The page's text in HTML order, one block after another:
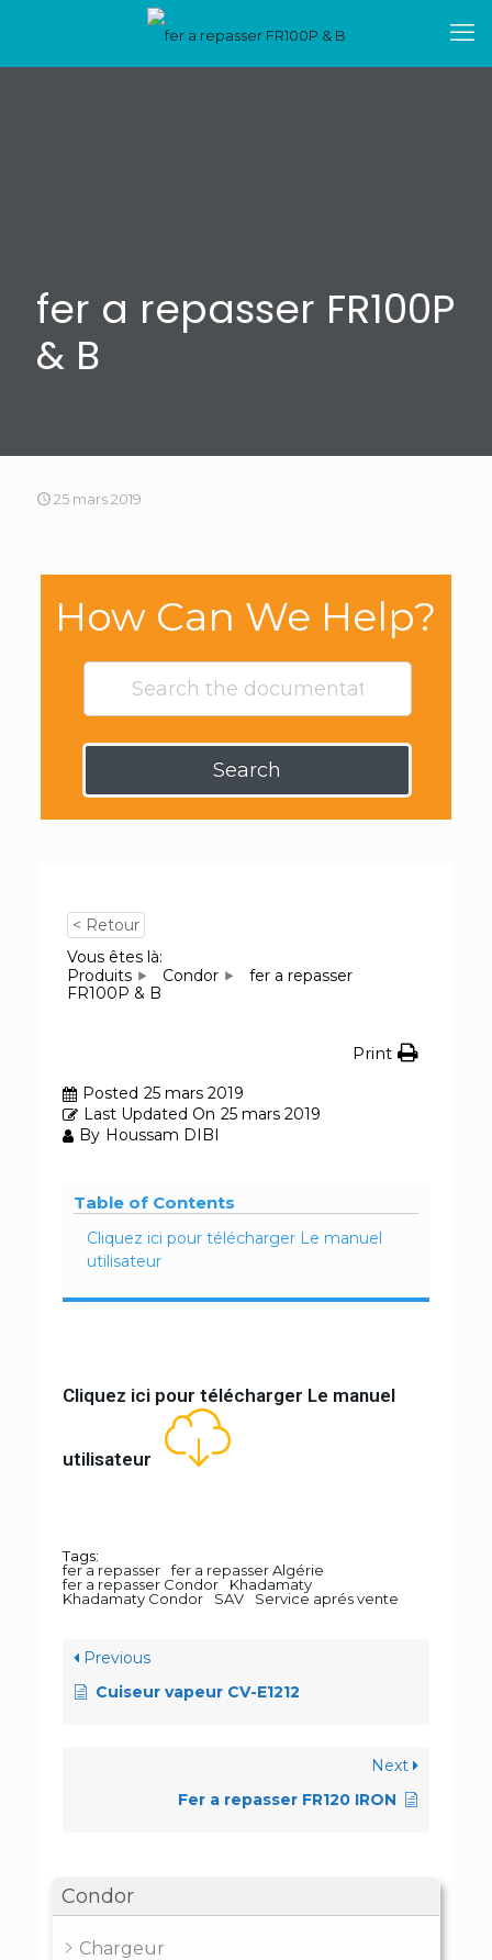
fer a repasser FR100P
& B
25 mars 2019
How Can We Help?
Search
Condor
Chargeur
< Retour
Vous êtes là:
Produits
Condor
fer a repasser
FR100P & B
Print
Posted 25 mars 2019
Last Updated On 25 mars 2019
By Houssam DIBI
Table of Contents
Cliquez ici pour télécharger Le manuel
utilisateur
Cliquez ici pour télécharger Le manuel
utilisateur
Tags:
fer a repasser
fer a repasser Algérie
fer a repasser Condor
Khadamaty
Khadamaty Condor
SAV Service aprés vente
Previous
Cuiseur vapeur CV-E1212
Next
Fer a repasser FR120 IRON